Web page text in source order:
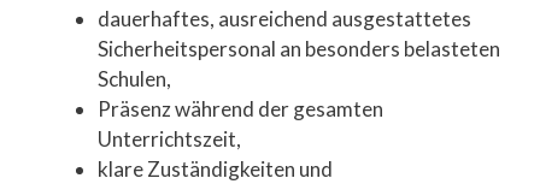
dauerhaftes, ausreichend ausgestattetes
Sicherheitspersonal an besonders belasteten
Schulen,
Präsenz während der gesamten
Unterrichtszeit,
klare Zuständigkeiten und